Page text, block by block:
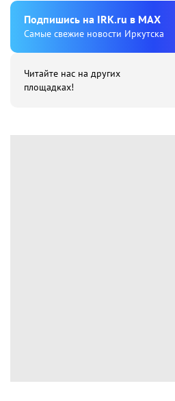
Подпишиcь на IRK.ru в MAX
Cамые свежие новости Иркутска
Читайте нас на других
площадках!